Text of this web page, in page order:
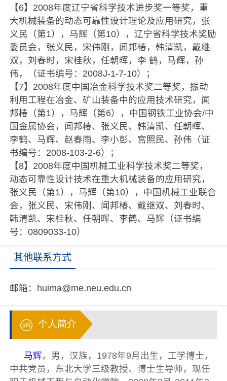
【6】2008年度辽宁省科学技术进步奖一等奖，重
大机械装备的动态可靠性设计理论及应用研究，张
义民（第1），马辉（第10），辽宁省科学技术奖励
委员会，张义民，宋伟刚，闻邦椿，韩清凯，戴继
双，刘春时，宋桂秋，任朝晖，李 鹤，马辉，孙
伟，（证书编号：2008J-1-7-10）；
【7】2008年度中国冶金科学技术奖二等奖，振动
利用工程在冶金、矿山装备中的应用技术研究，闻
邦椿（第1），马辉（第6），中国钢铁工业协会/中
国金属协会，闻邦椿、张义民、韩清凯、任朝晖、
李鹤、马辉、赵春雨、李小彭、宫照民、孙伟（证
书编号：2008-103-2-6）；
【8】2008年度中国机械工业科学技术奖二等奖，
动态可靠性设计技术在重大机械装备的应用研究，
张义民（第1），马辉（第10），中国机械工业联合
会，张义民、宋伟刚、闻邦椿、戴继双、刘春时、
韩清凯、宋桂秋、任朝晖、李鹤、马辉（证书编
号：0809033-10）
其他联系方式
邮箱： huima@me.neu.edu.cn
个人简介
马辉 ，男，汉族，1978年9月出生，工学博士，
中共党员，东北大学三级教授、博士生导师，现任